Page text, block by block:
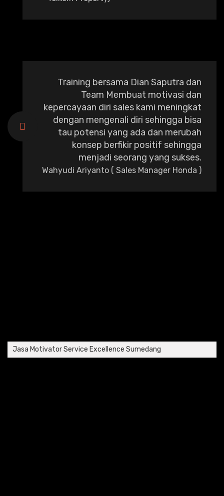
Training bersama Dian Saputra dan
Team Membuat motivasi dan
kepercayaan diri sales kami meningkat
dengan mengenali diri sehingga bisa
tau potensi yang ada dan merubah
konsep berfikir positif sehingga
menjadi seorang yang sukses.
Wahyudi Ariyanto ( Sales Manager Honda )
Jasa Motivator Service Excellence Sumedang